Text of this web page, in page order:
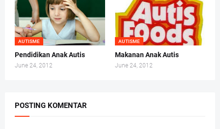
AUTISME
Pendidikan Anak Autis
June 24, 2012
AUTISME
Makanan Anak Autis
June 24, 2012
POSTING KOMENTAR